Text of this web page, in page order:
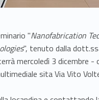
"Nanofabrication
", tenuto dalla
mercoledì 3 dicembre -
sita Via Vito